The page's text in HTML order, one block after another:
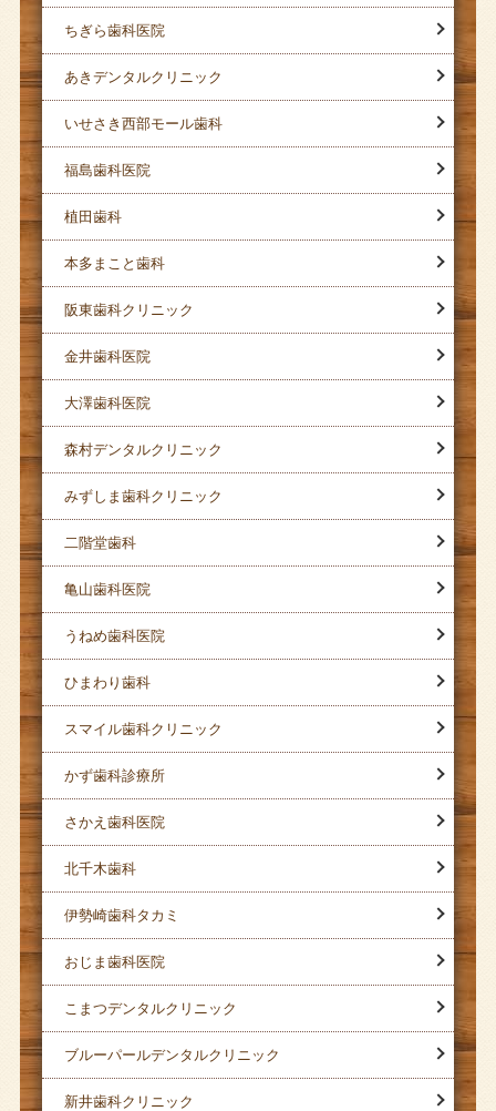
ちぎら歯科医院
あきデンタルクリニック
いせさき西部モール歯科
福島歯科医院
植田歯科
本多まこと歯科
阪東歯科クリニック
金井歯科医院
大澤歯科医院
森村デンタルクリニック
みずしま歯科クリニック
二階堂歯科
亀山歯科医院
うねめ歯科医院
ひまわり歯科
スマイル歯科クリニック
かず歯科診療所
さかえ歯科医院
北千木歯科
伊勢崎歯科タカミ
おじま歯科医院
こまつデンタルクリニック
ブルーパールデンタルクリニック
新井歯科クリニック